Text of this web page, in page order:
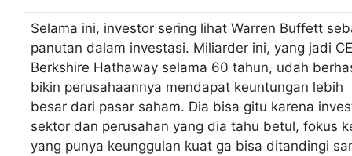
Selama ini, investor sering lihat Warren Buffett
panutan dalam investasi. Miliarder ini, yang jadi
Berkshire Hathaway selama 60 tahun, udah
bikin perusahaannya mendapat keuntungan lebih
besar dari pasar saham. Dia bisa gitu karena
sektor dan perusahan yang dia tahu betul, fokus
yang punya keunggulan kuat ga bisa ditandingi